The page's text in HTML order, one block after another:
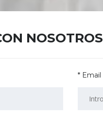
NOSOTROS
* Email